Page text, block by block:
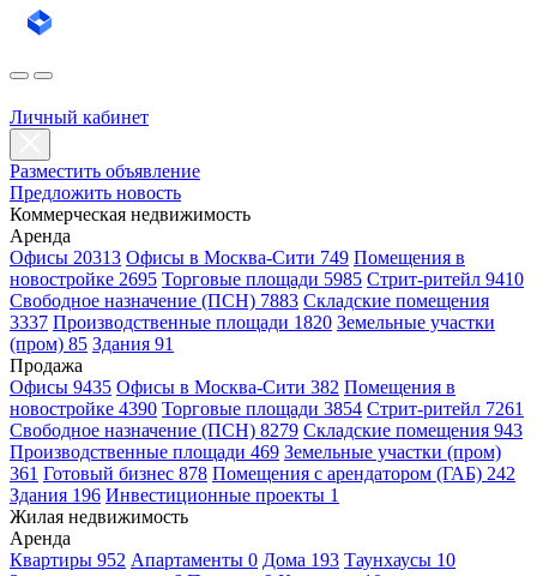
Личный кабинет
Разместить объявление
Предложить новость
Коммерческая недвижимость
Аренда
Офисы 20313 Офисы в Москва-Сити 749 Помещения в
новостройке 2695 Торговые площади 5985 Стрит-ритейл 9410
Свободное назначение (ПСН) 7883 Складские помещения
3337 Производственные площади 1820 Земельные участки
(пром) 85 Здания 91
Продажа
Офисы 9435 Офисы в Москва-Сити 382 Помещения в
новостройке 4390 Торговые площади 3854 Стрит-ритейл 7261
Свободное назначение (ПСН) 8279 Складские помещения 943
Производственные площади 469 Земельные участки (пром)
361 Готовый бизнес 878 Помещения с арендатором (ГАБ) 242
Здания 196 Инвестиционные проекты 1
Жилая недвижимость
Аренда
Квартиры 952 Апартаменты 0 Дома 193 Таунхаусы 10